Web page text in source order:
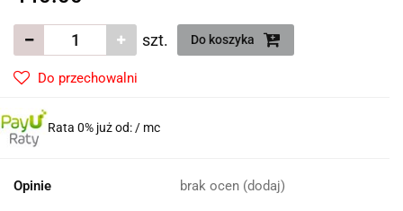
szt. Do koszyka
Do przechowalni
Rata 0% już od:/ mc
Opinie brak ocen (dodaj)